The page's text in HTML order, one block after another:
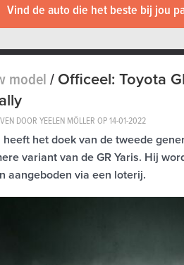
Vind de auto die het beste bij jou
model/Officeel: Toyota
DOOR YEELEN MÖLLER OP14-01-2022
heeft het doek van de tweede
variant van de GR Yaris. Hij
aangeboden via een loterij.